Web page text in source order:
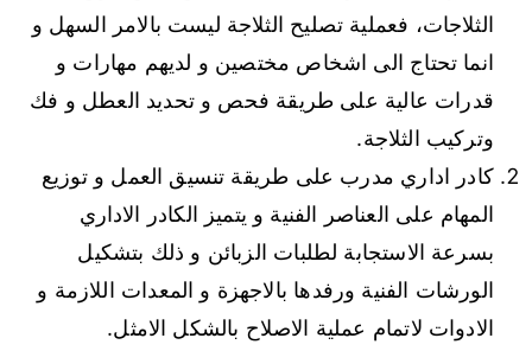
الثلاجات، فعملية تصليح الثلاجة ليست بالامر السهل و
انما تحتاج الى اشخاص مختصين و لديهم مهارات و
قدرات عالية على طريقة فحص و تحديد العطل و فك
وتركيب الثلاجة.
كادر اداري مدرب على طريقة تنسيق العمل و توزيع
المهام على العناصر الفنية و يتميز الكادر الاداري
بسرعة الاستجابة لطلبات الزبائن و ذلك بتشكيل
الورشات الفنية ورفدها بالاجهزة و المعدات اللازمة و
الادوات لاتمام عملية الاصلاح بالشكل الامثل.